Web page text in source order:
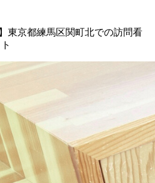
】東京都練馬区関町北での訪問看